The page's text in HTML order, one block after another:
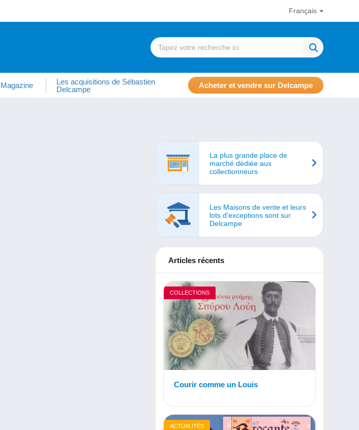
Français
Magazine
Les acquisitions de Sébastien
Delcampe
Acheter et vendre sur Delcampe
La plus grande place de
marché dédiée aux
collectionneurs
Les Maisons de vente et leurs
lots d'exceptions sont sur
Delcampe
Articles récents
COLLECTIONS
Courir comme un Louis
ACTUALITÉS